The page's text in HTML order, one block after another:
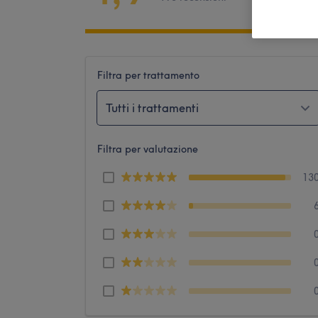
Filtra per trattamento
Tutti i trattamenti
Filtra per valutazione